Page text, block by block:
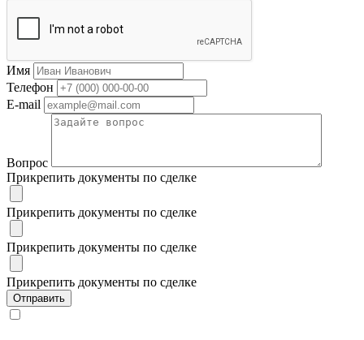
Имя
Телефон
E-mail
Вопрос
Прикрепить документы по сделке
Прикрепить документы по сделке
Прикрепить документы по сделке
Прикрепить документы по сделке